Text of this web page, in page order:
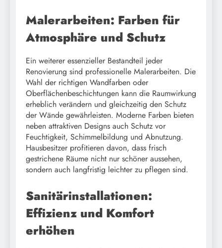
Malerarbeiten: Farben für
Atmosphäre und Schutz
Ein weiterer essenzieller Bestandteil jeder
Renovierung sind professionelle Malerarbeiten. Die
Wahl der richtigen Wandfarben oder
Oberflächenbeschichtungen kann die Raumwirkung
erheblich verändern und gleichzeitig den Schutz
der Wände gewährleisten. Moderne Farben bieten
neben attraktiven Designs auch Schutz vor
Feuchtigkeit, Schimmelbildung und Abnutzung.
Hausbesitzer profitieren davon, dass frisch
gestrichene Räume nicht nur schöner aussehen,
sondern auch langfristig leichter zu pflegen sind.
Sanitärinstallationen:
Effizienz und Komfort
erhöhen